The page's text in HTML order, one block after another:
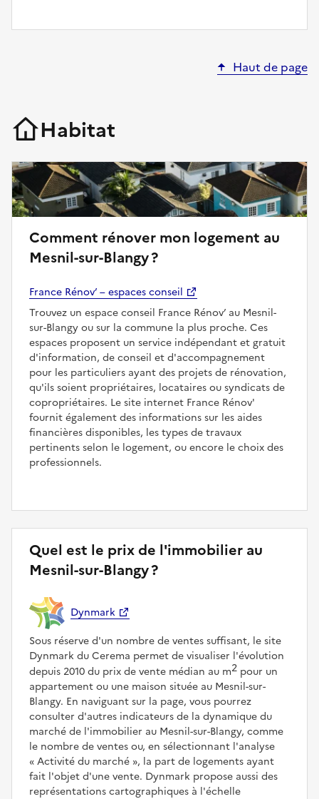
Haut de page
Habitat
Comment rénover mon logement au
Mesnil-sur-Blangy ?
France Rénov’ – espaces conseil
Trouvez un espace conseil France Rénov’ au Mesnil-
sur-Blangy ou sur la commune la plus proche. Ces
espaces proposent un service indépendant et gratuit
d'information, de conseil et d'accompagnement
pour les particuliers ayant des projets de rénovation,
qu'ils soient propriétaires, locataires ou syndicats de
copropriétaires. Le site internet France Rénov'
fournit également des informations sur les aides
financières disponibles, les types de travaux
pertinents selon le logement, ou encore le choix des
professionnels.
Quel est le prix de l'immobilier au
Mesnil-sur-Blangy ?
Dynmark
Sous réserve d'un nombre de ventes suffisant, le site
Dynmark du Cerema permet de visualiser l'évolution
depuis 2010 du prix de vente médian au m2 pour un
appartement ou une maison située au Mesnil-sur-
Blangy. En naviguant sur la page, vous pourrez
consulter d'autres indicateurs de la dynamique du
marché de l'immobilier au Mesnil-sur-Blangy, comme
le nombre de ventes ou, en sélectionnant l'analyse
Activité du marché , la part de logements ayant
fait l'objet d'une vente. Dynmark propose aussi des
représentations cartographiques à l'échelle